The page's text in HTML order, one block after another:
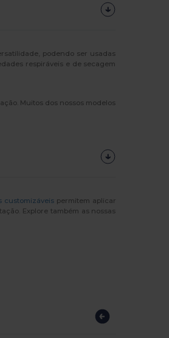
podendo ser usadas
respiráveis e de secagem
Muitos dos nossos modelos
customizáveispermitem aplicar
Explore também as nossas